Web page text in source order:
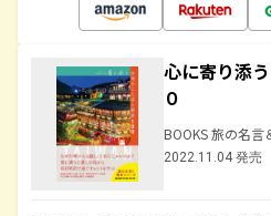
心に寄り添
０
BOOKS 旅の名言
2022.11.04 発売